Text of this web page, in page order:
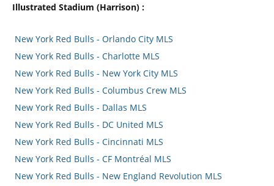
Illustrated Stadium (Harrison) :
New York Red Bulls - Orlando City MLS
New York Red Bulls - Charlotte MLS
New York Red Bulls - New York City MLS
New York Red Bulls - Columbus Crew MLS
New York Red Bulls - Dallas MLS
New York Red Bulls - DC United MLS
New York Red Bulls - Cincinnati MLS
New York Red Bulls - CF Montréal MLS
New York Red Bulls - New England Revolution MLS